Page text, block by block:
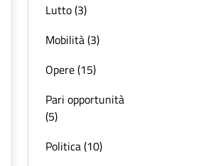
Lutto (3)
Mobilità (3)
Opere (15)
Pari opportunità
(5)
Politica (10)